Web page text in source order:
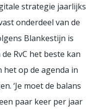
strategie jaarlijks
onderdeel van de
Blankestijn is
RvC het beste kan
op de agenda in
‘Je moet de balans
paar keer per jaar